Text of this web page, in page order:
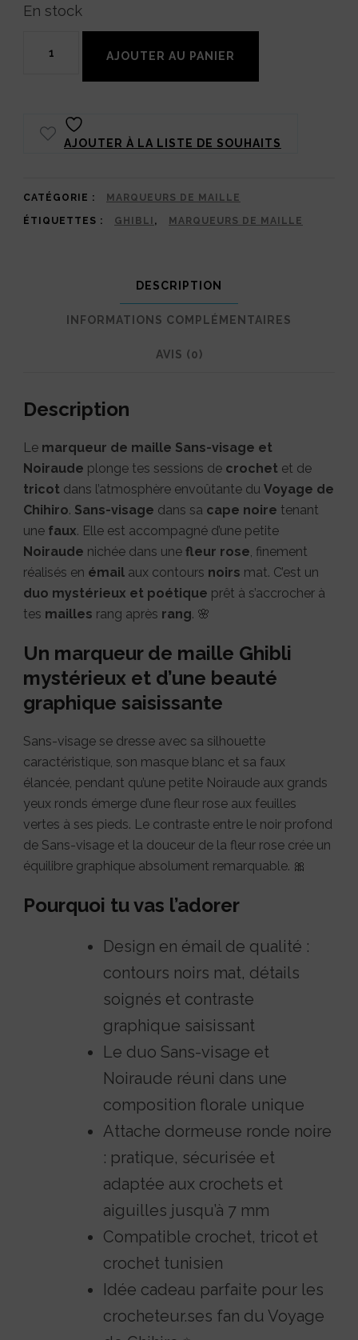
En stock
de
maille
visage
et
Chihiro
🌸
AJOUTER AU PANIER
AJOUTER À LA LISTE DE SOUHAITS
CATÉGORIE : MARQUEURS DE MAILLE
ÉTIQUETTES : GHIBLI , MARQUEURS DE MAILLE
DESCRIPTION
INFORMATIONS COMPLÉMENTAIRES
AVIS (0)
Description
Le marqueur de maille Sans-visage et
Noiraude plonge tes sessions de crochet et de
tricot dans l’atmosphère envoûtante du Voyage de
Chihiro. Sans-visage dans sa cape noire tenant
une faux. Elle est accompagné d’une petite
Noiraude nichée dans une fleur rose, finement
réalisés en émail aux contours noirs mat. C’est un
duo mystérieux et poétique prêt à s’accrocher à
tes mailles rang après rang. 🌸
Un marqueur de maille Ghibli
mystérieux et d’une beauté
graphique saisissante
Sans-visage se dresse avec sa silhouette
caractéristique, son masque blanc et sa faux
élancée, pendant qu’une petite Noiraude aux grands
yeux ronds émerge d’une fleur rose aux feuilles
vertes à ses pieds. Le contraste entre le noir profond
de Sans-visage et la douceur de la fleur rose crée un
équilibre graphique absolument remarquable. 🎀
Pourquoi tu vas l’adorer
Design en émail de qualité :
contours noirs mat, détails
soignés et contraste
graphique saisissant
Le duo Sans-visage et
Noiraude réuni dans une
composition florale unique
Attache dormeuse ronde noire
: pratique, sécurisée et
adaptée aux crochets et
aiguilles jusqu’à 7 mm
Compatible crochet, tricot et
crochet tunisien
Idée cadeau parfaite pour les
crocheteur.ses fan du Voyage